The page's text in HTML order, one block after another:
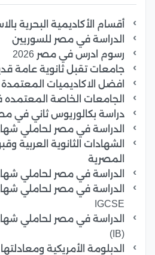
أقسام الأكاديمية البحرية
الدراسة في مصر للسوريين
رسوم ادرس في مصر 2026
جامعات تقبل ثانوية عامة
افضل الاكاديميات
الجامعات الخاصة المعتمده
دراسة بكالوريوس ثاني في
الدراسة في مصر لحاملي
الشهادات الثانوية العربية
المصرية
الدراسة في مصر لحاملي شهادة
الدراسة في مصر لحاملي
IGCSE
الدراسة في مصر لحاملي
(IB)
الدبلومة الأمريكية